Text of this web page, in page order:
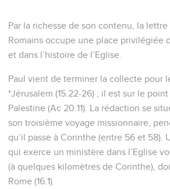
Par la richesse de son contenu, la lettre
Romains occupe une place privilégiée
et dans l’histoire de l’Eglise.
Paul vient de terminer la collecte pour
*Jérusalem (15.22-26) ; il est sur le
Palestine (Ac 20.11). La rédaction se
son troisième voyage missionnaire,
qu’il passe à Corinthe (entre 56 et 58).
qui exerce un ministère dans l’Eglise
(à quelques kilomètres de Corinthe),
Rome (16.1).